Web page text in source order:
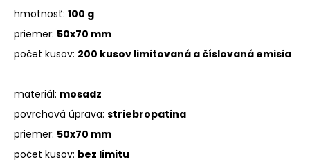
hmotnosť: 100 g
priemer: 50x70 mm
počet kusov: 200 kusov limitovaná a číslovaná emisia
materiál: mosadz
povrchová úprava: striebropatina
priemer: 50x70 mm
počet kusov: bez limitu